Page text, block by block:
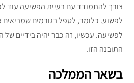
צורך להתמודד עם בעיית הפשיעה עוד
לפשוע. כלומר, לטפל בגורמים שמביאים
לפשיעה. עכשיו, זה כבר יהיה בידיים
התובנה הזו.
בשאר הממלכה